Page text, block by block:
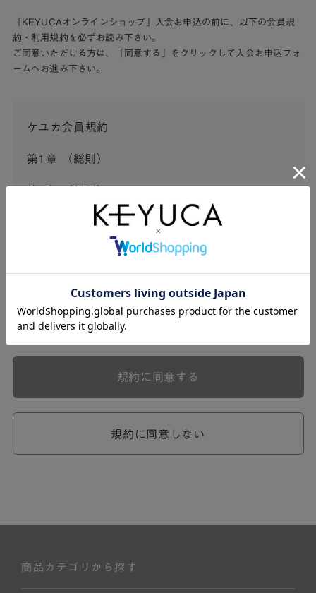
「KEYUCAオンラインショップ」入会お申込の前に、以下の会員規
約・利用規約を必ずお読み下さい。
ご同意いただける方は、「同意する」をクリックして入会お申込フォ
ームへお進み下さい。
ケユカ会員規約
第1章 （総則）
この会員規約（以下「本規約」といいます。）は、河淳株
式会社ケユカ事業部（以下「弊社」といいます。）が提供
する一連のサービスに関し、弊社が次条の定めに従い入会
本規約は、会員と弊社との間のサービスの利用に関わる一
切の関係に適用されるものとします。
弊社が一連のサービスを提供するにあたり、本規約のほ
ら個別規定はその名称のいかんに関わらず、本規約の一部
めが優先されるものとします。
ません。
規約に同意しない
規約に同意する
商品カテゴリから探す